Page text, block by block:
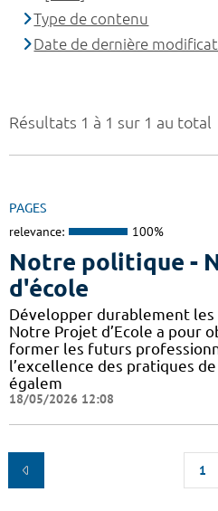
Résultats 1 à 1 sur 1 au total
PAGES
relevance: 100%
Notre politique -
d'école
Développer durablement
Notre Projet d’Ecole a pour
former les futurs
l’excellence des pratiques
égalem
18/05/2026 12:08
1
Type de contenu
Date de dernière